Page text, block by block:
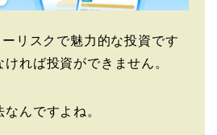
ーリスクで魅力的な投資です
れば投資ができません。
んですよね。